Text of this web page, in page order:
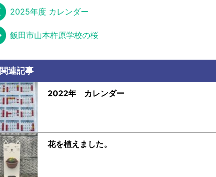
2025年度 カレンダー
飯田市山本杵原学校の桜
関連記事
2022年 カレンダー
花を植えました。